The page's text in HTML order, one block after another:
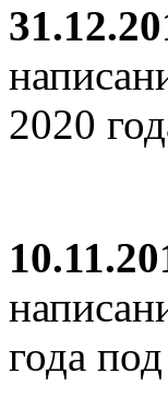
2020
года